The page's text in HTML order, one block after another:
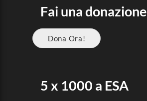
Fai una donazione
Dona Ora!
5 x 1000 a ESA